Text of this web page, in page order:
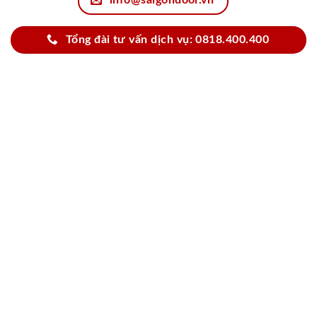
Tổng đài tư vấn dịch vụ: 0818.400.400